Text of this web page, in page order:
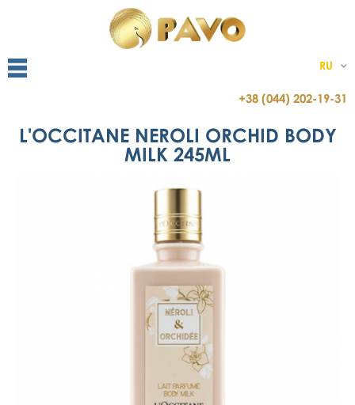
RU
+38 (044) 202-19-31
L'OCCITANE NEROLI ORCHID BODY
MILK 245ML